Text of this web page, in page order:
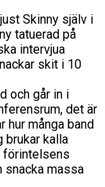
Skinny själv i
tatuerad på
intervjua
skit i 10
och går in i
det är
hur många band
brukar kalla
förintelsens
snacka massa